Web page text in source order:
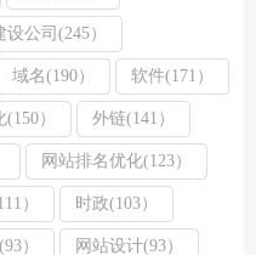
设公司(245）
域名(190） 软件(171）
） 外链(141）
网站排名优化(123）
） 时政(103）
） 网站设计(93）